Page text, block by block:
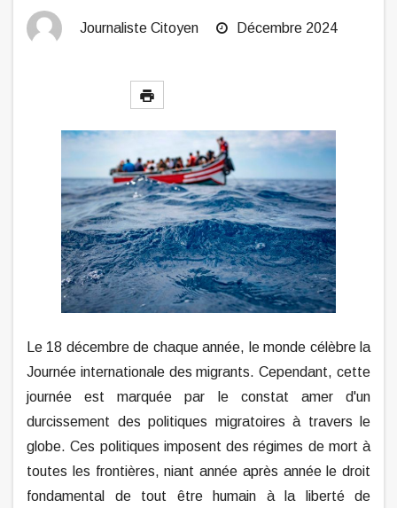
Journaliste Citoyen Décembre 2024
Le 18 décembre de chaque année, le monde célèbre la
Journée internationale des migrants. Cependant, cette
journée est marquée par le constat amer d'un
durcissement des politiques migratoires à travers le
globe. Ces politiques imposent des régimes de mort à
toutes les frontières, niant année après année le droit
fondamental de tout être humain à la liberté de